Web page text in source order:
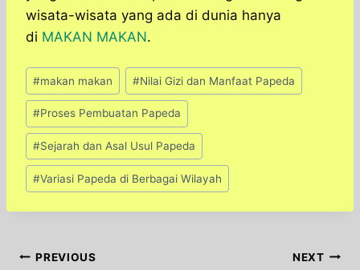
wisata-wisata yang ada di dunia hanya
di MAKAN MAKAN.
Post
Tags:
#makan makan #Nilai Gizi dan Manfaat Papeda
#Proses Pembuatan Papeda
#Sejarah dan Asal Usul Papeda
#Variasi Papeda di Berbagai Wilayah
Post
PREVIOUS NEXT